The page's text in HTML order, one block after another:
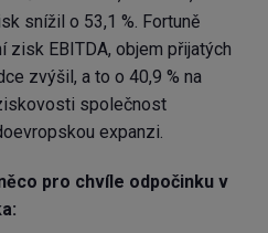
snížil o 53,1 %. Fortuně
EBITDA, objem přijatých
zvýšil, a to o 40,9 % na
společnost
expanzi.
pro chvíle odpočinku v